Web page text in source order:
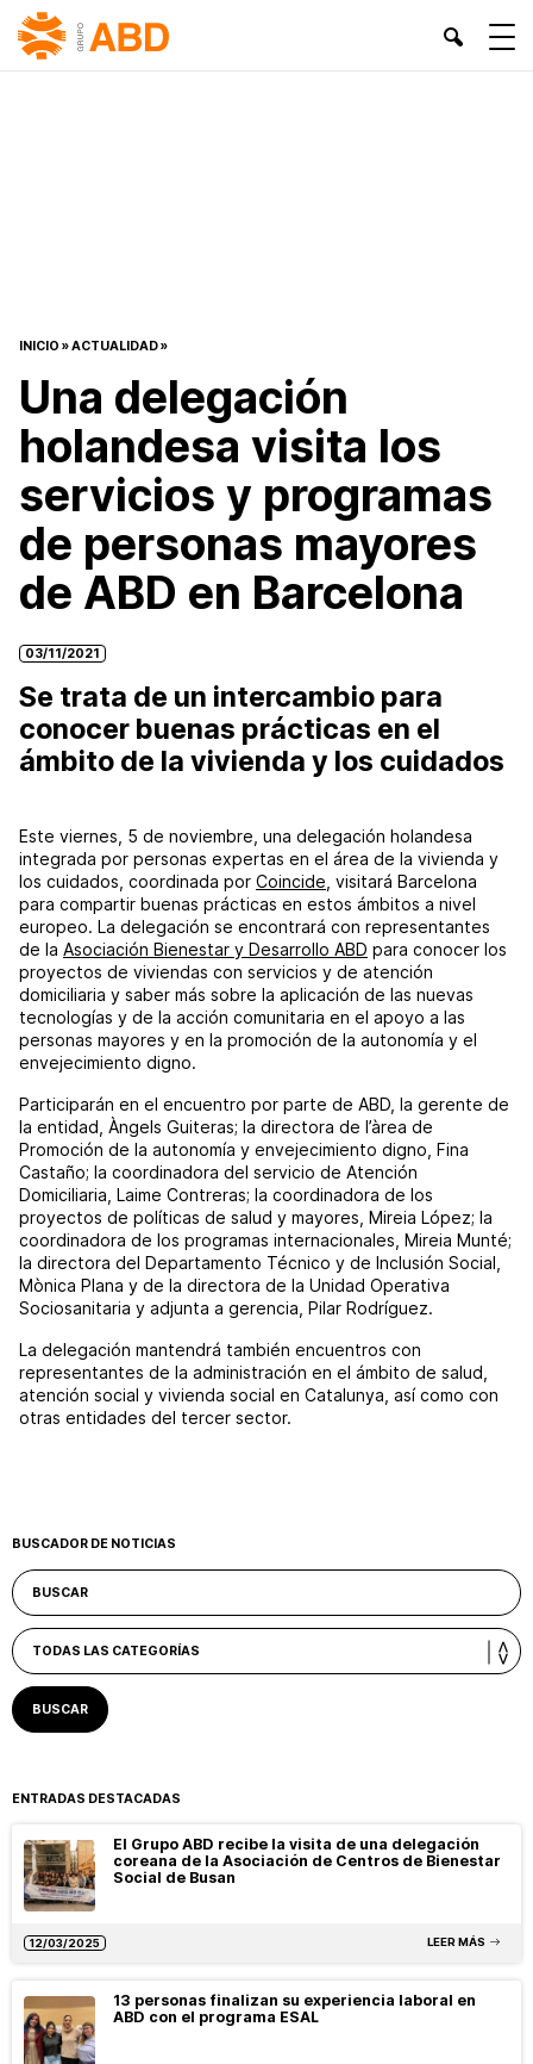
INICIO »ACTUALIDAD»
Una delegación
holandesa visita los
servicios y programas
de personas mayores
de ABD en Barcelona
03/11/2021
Se trata de un intercambio para
conocer buenas prácticas en el
ámbito de la vivienda y los cuidados
Este viernes, 5 de noviembre, una delegación holandesa
integrada por personas expertas en el área de la vivienda y
los cuidados, coordinada por Coincide , visitará Barcelona
para compartir buenas prácticas en estos ámbitos a nivel
europeo. La delegación se encontrará con representantes
de la Asociación Bienestar y Desarrollo ABD para conocer los
proyectos de viviendas con servicios y de atención
domiciliaria y saber más sobre la aplicación de las nuevas
tecnologías y de la acción comunitaria en el apoyo a las
personas mayores y en la promoción de la autonomía y el
envejecimiento digno.
Participarán en el encuentro por parte de ABD, la gerente de
la entidad, Àngels Guiteras; la directora de l’àrea de
Promoción de la autonomía y envejecimiento digno, Fina
Castaño; la coordinadora del servicio de Atención
Domiciliaria, Laime Contreras; la coordinadora de los
proyectos de políticas de salud y mayores, Mireia López; la
coordinadora de los programas internacionales, Mireia Munté;
la directora del Departamento Técnico y de Inclusión Social,
Mònica Plana y de la directora de la Unidad Operativa
Sociosanitaria y adjunta a gerencia, Pilar Rodríguez.
La delegación mantendrá también encuentros con
representantes de la administración en el ámbito de salud,
atención social y vivienda social en Catalunya, así como con
otras entidades del tercer sector.
BUSCADOR DE NOTICIAS
ENTRADAS DESTACADAS
El Grupo ABD recibe la visita de una delegación
coreana de la Asociación de Centros de Bienestar
Social de Busan
12/03/2025 LEER MÁS
13 personas finalizan su experiencia laboral en
ABD con el programa ESAL